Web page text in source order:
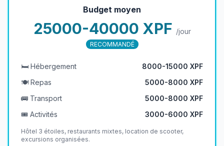
Budget moyen
25000-40000 XPF /jour
RECOMMANDÉ
🛏️ Hébergement
8000-15000 XPF
🍽️ Repas
5000-8000 XPF
🚌 Transport
5000-8000 XPF
🎟️ Activités
3000-6000 XPF
Hôtel 3 étoiles, restaurants mixtes, location de scooter,
excursions organisées.